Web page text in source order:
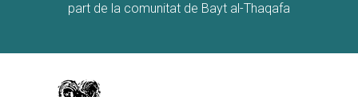
part de la comunitat de Bayt al-Thaqafa